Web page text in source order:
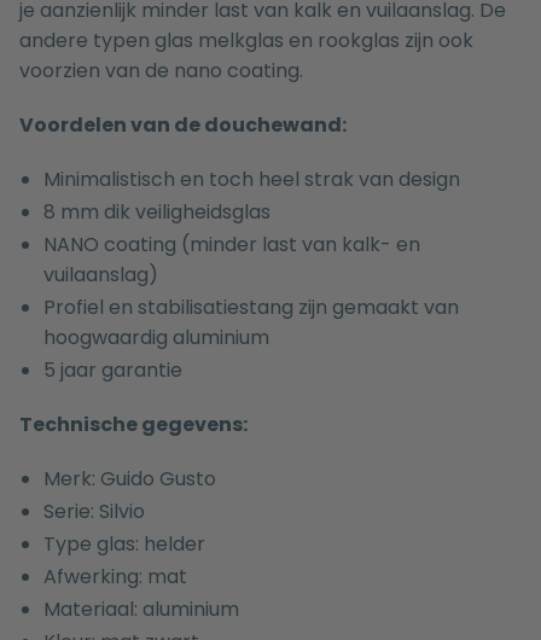
je aanzienlijk minder last van kalk en vuilaanslag. De
andere typen glas melkglas en rookglas zijn ook
voorzien van de nano coating.
Voordelen van de douchewand:
Minimalistisch en toch heel strak van design
8 mm dik veiligheidsglas
NANO coating (minder last van kalk- en
vuilaanslag)
Profiel en stabilisatiestang zijn gemaakt van
hoogwaardig aluminium
5 jaar garantie
Technische gegevens:
Merk: Guido Gusto
Serie: Silvio
Type glas: helder
Afwerking: mat
Materiaal: aluminium